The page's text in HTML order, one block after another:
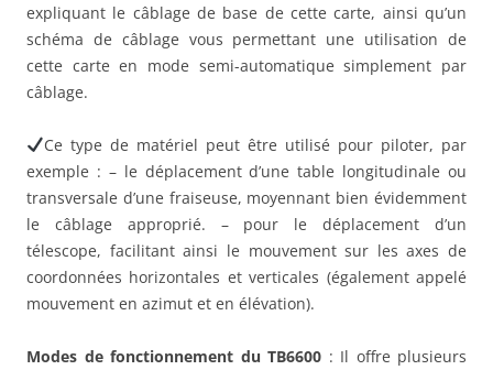
expliquant le câblage de base de cette carte, ainsi qu’un
schéma de câblage vous permettant une utilisation de
cette carte en mode semi-automatique simplement par
câblage.
Ce type de matériel peut être utilisé pour piloter, par
exemple : – le déplacement d’une table longitudinale ou
transversale d’une fraiseuse, moyennant bien évidemment
le câblage approprié. – pour le déplacement d’un
télescope, facilitant ainsi le mouvement sur les axes de
coordonnées horizontales et verticales (également appelé
mouvement en azimut et en élévation).
Modes de fonctionnement du TB6600 : Il offre plusieurs